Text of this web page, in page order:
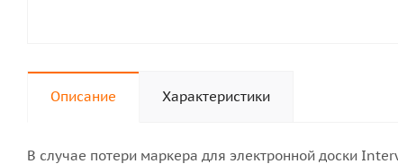
Описание Характеристики
В случае потери маркера для электронной доски